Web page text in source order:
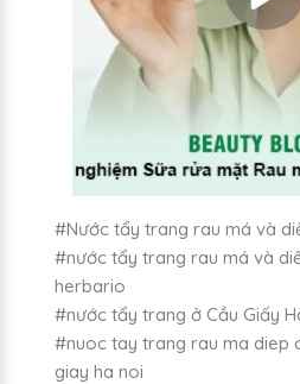
#Nước tẩy trang rau má và
#nước tẩy trang rau má và
herbario
#nước tẩy trang ở Cầu Giấy
#nuoc tay trang rau ma diep
giay ha noi